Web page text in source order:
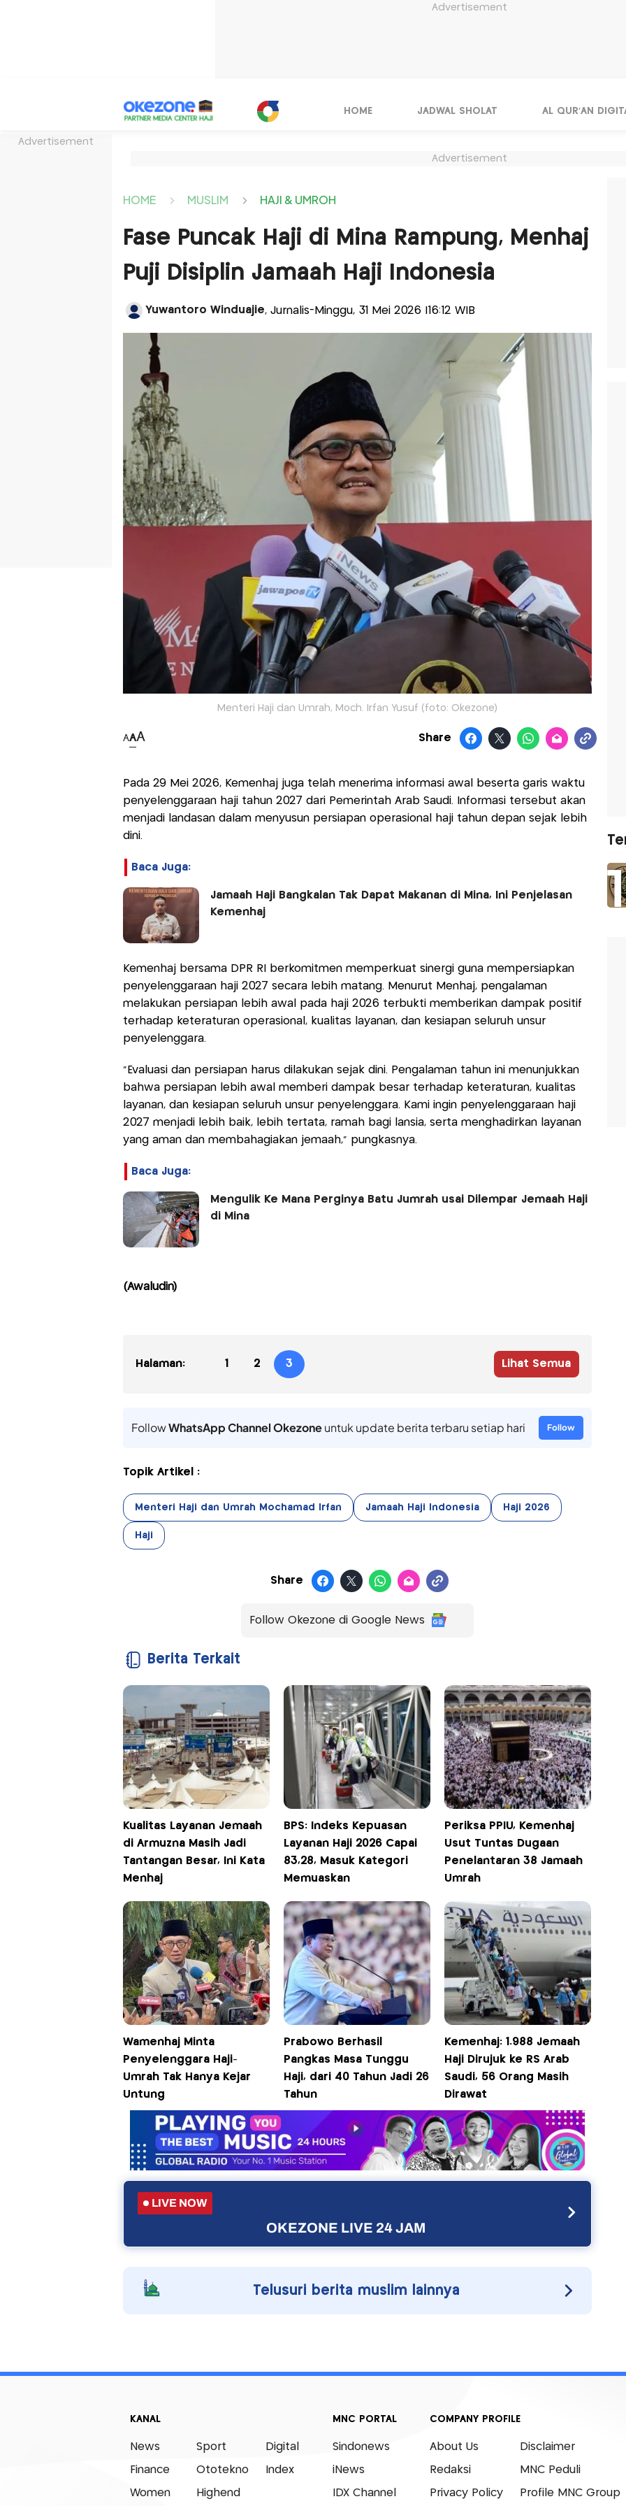
Advertisement
Advertisement
HOME JADWAL SHOLAT AL QUR'AN
Advertisement
HOME MUSLIM HAJI & UMROH
Fase Puncak Haji di Mina Rampung, Menhaj
Puji Disiplin Jamaah Haji Indonesia
Yuwantoro Winduajie, Jurnalis-Minggu, 31 Mei 2026 |16:12 WIB
Menteri Haji dan Umrah, Moch. Irfan Yusuf (foto: Okezone)
AAA Share
Pada 29 Mei 2026, Kemenhaj juga telah menerima informasi awal beserta garis waktu
penyelenggaraan haji tahun 2027 dari Pemerintah Arab Saudi. Informasi tersebut akan
menjadi landasan dalam menyusun persiapan operasional haji tahun depan sejak lebih
dini.
Baca Juga:
Jamaah Haji Bangkalan Tak Dapat Makanan di Mina, Ini Penjelasan
Kemenhaj
Kemenhaj bersama DPR RI berkomitmen memperkuat sinergi guna mempersiapkan
penyelenggaraan haji 2027 secara lebih matang. Menurut Menhaj, pengalaman
melakukan persiapan lebih awal pada haji 2026 terbukti memberikan dampak positif
terhadap keteraturan operasional, kualitas layanan, dan kesiapan seluruh unsur
penyelenggara.
“Evaluasi dan persiapan harus dilakukan sejak dini. Pengalaman tahun ini menunjukkan
bahwa persiapan lebih awal memberi dampak besar terhadap keteraturan, kualitas
layanan, dan kesiapan seluruh unsur penyelenggara. Kami ingin penyelenggaraan haji
2027 menjadi lebih baik, lebih tertata, ramah bagi lansia, serta menghadirkan layanan
yang aman dan membahagiakan jemaah,” pungkasnya.
Baca Juga:
Mengulik Ke Mana Perginya Batu Jumrah usai Dilempar Jemaah Haji
di Mina
(Awaludin)
Halaman: 1 2 3 Lihat Semua
FollowWhatsApp Channel Okezoneuntuk update berita terbaru setiap hari Follow
Topik Artikel :
Menteri Haji dan Umrah Mochamad Irfan Jamaah Haji Indonesia Haji 2026
Haji
Share
Follow Okezone di Google News
Berita Terkait
Kualitas Layanan Jemaah
di Armuzna Masih Jadi
Tantangan Besar, Ini Kata
Menhaj
BPS: Indeks Kepuasan
Layanan Haji 2026 Capai
83,28, Masuk Kategori
Memuaskan
Periksa PPIU, Kemenhaj
Usut Tuntas Dugaan
Penelantaran 38 Jamaah
Umrah
Wamenhaj Minta
Penyelenggara Haji-
Umrah Tak Hanya Kejar
Untung
Prabowo Berhasil
Pangkas Masa Tunggu
Haji, dari 40 Tahun Jadi 26
Tahun
Kemenhaj: 1.988 Jemaah
Haji Dirujuk ke RS Arab
Saudi, 56 Orang Masih
Dirawat
LIVE NOW
OKEZONE LIVE 24 JAM
Telusuri berita muslim lainnya
KANAL
News
Finance
Women
Sport
Ototekno
Highend
Digital
Index
MNC PORTAL
Sindonews
iNews
IDX Channel
COMPANY PROFILE
About Us
Redaksi
Privacy Policy
Disclaimer
MNC Peduli
Profile MNC Group